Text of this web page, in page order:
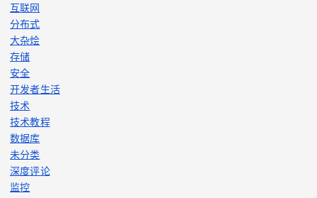
互联网
分布式
大杂烩
存储
安全
开发者生活
技术
技术教程
数据库
未分类
深度评论
监控